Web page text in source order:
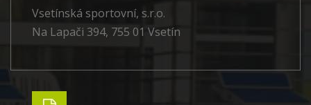
Vsetínská sportovní, s.r.o.
Na Lapači 394, 755 01 Vsetín